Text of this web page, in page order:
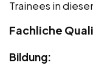
Trainees in
Fachliche
Bildung: